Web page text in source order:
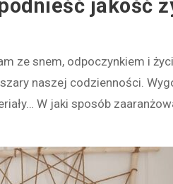
jakość
ze snem, odpoczynkiem i
naszej codzienności.
W jaki sposób